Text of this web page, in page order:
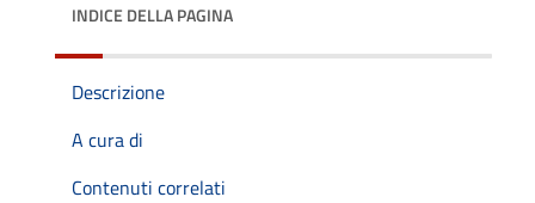
INDICE DELLA PAGINA
Descrizione
A cura di
Contenuti correlati